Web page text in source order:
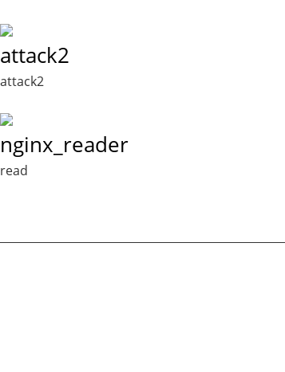
attack2
attack2
nginx_reader
read